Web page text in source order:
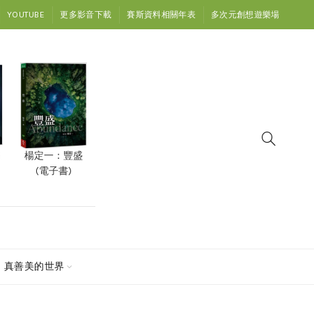
YOUTUBE 更多影音下載 賽斯資料相關年表 多次元創想遊樂場
楊定一：豐盛
(電子書)
真善美的世界